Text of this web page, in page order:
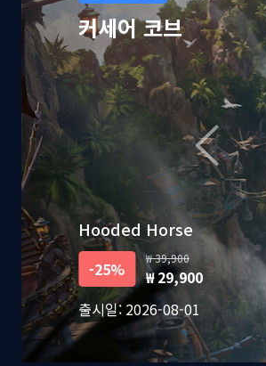
윤회의 짐승
Fictions
-7%
75,800
70,800
출시일: 2026-08-04